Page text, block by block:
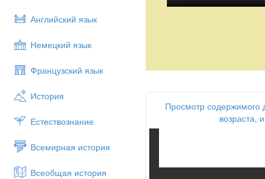
Английский язык
Немецкий язык
Французский язык
История
Естествознание
Всемирная история
Всеобщая история
Просмотр содержимого
возраста,